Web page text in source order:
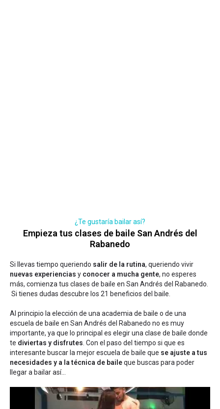
¿Te gustaría bailar así?
Empieza tus clases de baile San Andrés del
Rabanedo
Si llevas tiempo queriendo salir de la rutina, queriendo vivir
nuevas experiencias y conocer a mucha gente, no esperes
más, comienza tus clases de baile en San Andrés del Rabanedo.
Si tienes dudas descubre los 21 beneficios del baile.
Al principio la elección de una academia de baile o de una
escuela de baile en San Andrés del Rabanedo no es muy
importante, ya que lo principal es elegir una clase de baile donde
te diviertas y disfrutes. Con el paso del tiempo si que es
interesante buscar la mejor escuela de baile que se ajuste a tus
necesidades y a la técnica de baileque buscas para poder
llegar a bailar así...